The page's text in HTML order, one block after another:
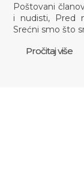
Poštovani
i nudisti, Pred
Srećni smo što
Pročitaj više